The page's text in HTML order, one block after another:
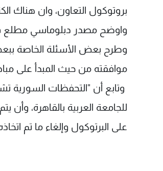
بروتوكول التعاون، وان هناك
واوضح مصدر دبلوماسي مطلع
وطرح بعض الأسئلة الخاصة
موافقته من حيث المبدأ على
وتابع أن "التحفظات السورية
للجامعة العربية بالقاهرة، وأن
على البرتوكول وإلغاء ما تم